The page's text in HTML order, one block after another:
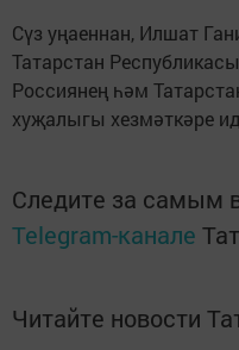
Сүз уңаеннан, Илшат
Татарстан
Россиянең һәм
хуҗалыгы хезмәткәре
Следите за самым
Telegram-канале
Читайте новости